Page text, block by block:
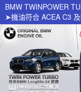
BMW TWINPOWER
➤機油符合 ACEA C3